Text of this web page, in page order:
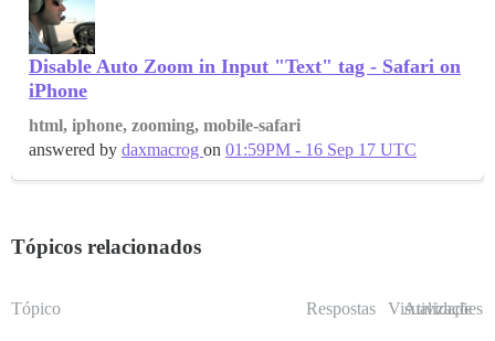
Disable Auto Zoom in Input "Text" tag - Safari on
iPhone
html, iphone, zooming, mobile-safari
answered by daxmacrog on 01:59PM - 16 Sep 17 UTC
Tópicos relacionados
Tópico Respostas Visualizações
Atividade